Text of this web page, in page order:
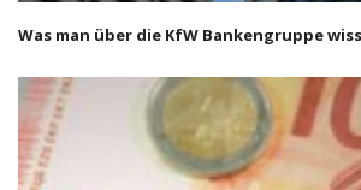
Was man über die KfW Bankengruppe